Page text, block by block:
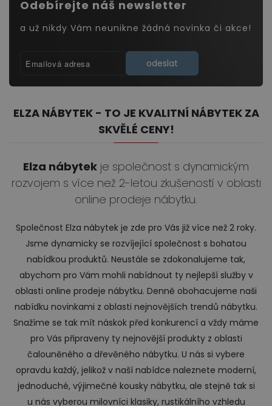
Odebírejte náš newsletter
a už nikdy Vám neunikne žádná novinka či akce!
odeslat
ELZA NÁBYTEK - TO JE KVALITNÍ NÁBYTEK ZA
SKVĚLÉ CENY!
Elza nábytek je společnost s dynamickým
rozvojem s více než 2-letou zkušeností v oblasti
online prodeje nábytku.
Společnost Elza nábytek je zde pro Vás již více než 2 roky.
Jsme dynamicky se rozvíjející společnost s bohatou
nabídkou produktů. Neustále se zdokonalujeme tak,
abychom pro Vám mohli nabídnout ty nejlepší služby v
oblasti online prodeje nábytku. Denně obohacujeme naši
nabídku novinkami z oblasti nejnovějších trendů nábytku.
Snažíme se tak mít náskok před konkurencí a vždy máme
pro Vás připraveny ty nejnovější produkty z oblasti
čalouněného a dřevěného nábytku. U nás si vybere
opravdu každý, jelikož v naší nabídce naleznete moderní,
jednoduché, výjimečné kousky nábytku, ale stejně tak si
u nás vyberou milovníci klasiky, rustikálního vzhledu